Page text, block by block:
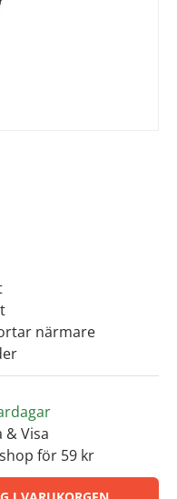
närmare
& Visa
för 59 kr